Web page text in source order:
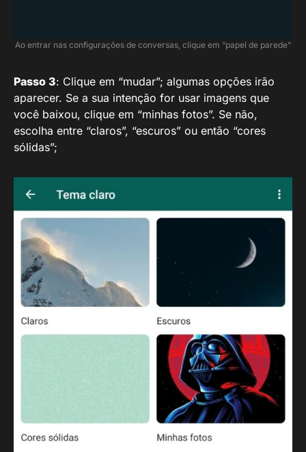
Ao entrar nas configurações de conversas, clique em “papel de parede”
Passo 3: Clique em “mudar”; algumas opções irão
aparecer. Se a sua intenção for usar imagens que
você baixou, clique em “minhas fotos”. Se não,
escolha entre “claros”, “escuros” ou então “cores
sólidas”;